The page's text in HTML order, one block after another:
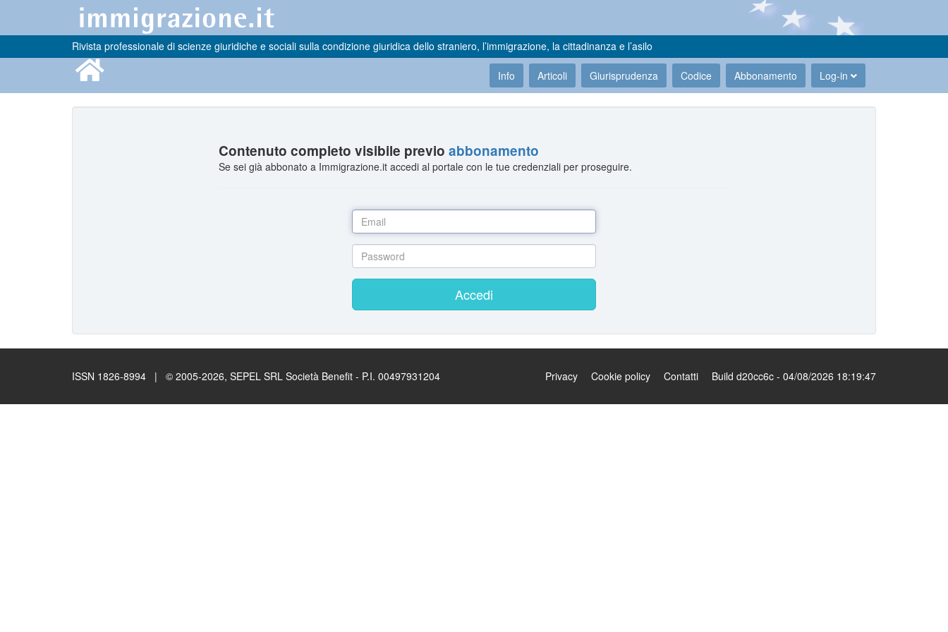
Rivista professionale di scienze giuridiche e sociali sulla condizione giuridica dello straniero, l’immigrazione, la cittadinanza e l’asilo
Info Articoli Giurisprudenza Codice Abbonamento Log-in
Contenuto completo visibile previoabbonamento
Se sei già abbonato a Immigrazione.it accedi al portale con le tue credenziali per proseguire.
Accedi
ISSN 1826-8994 | © 2005-2026, SEPEL SRL Società Benefit - P.I. 00497931204 Privacy Cookie policy Contatti Build d20cc6c - 04/08/2026 18:19:47